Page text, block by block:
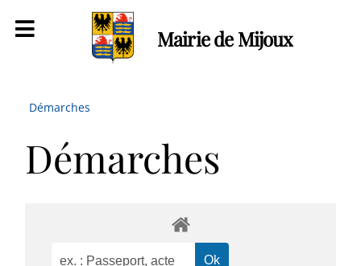
Mairie de Mijoux
Démarches
Démarches